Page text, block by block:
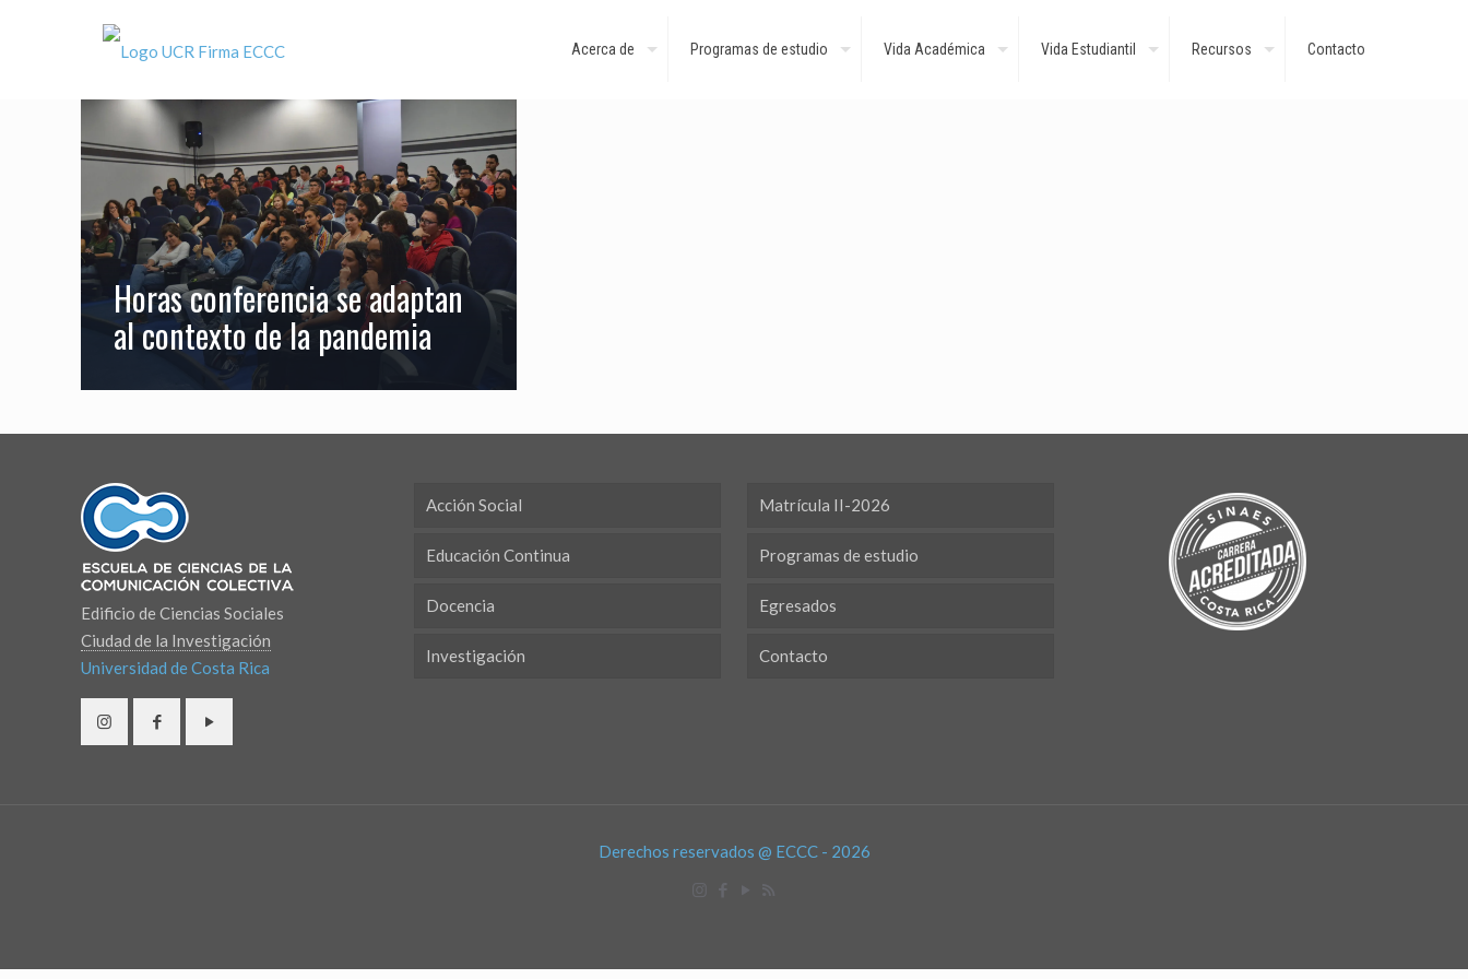
Acerca de Programas de estudio Vida Académica Vida Estudiantil Recursos Contacto
Horas conferencia se adaptan
al contexto de la pandemia
Edificio de Ciencias Sociales
Ciudad de la Investigación
Universidad de Costa Rica
Acción Social
Educación Continua
Docencia
Investigación
Matrícula II-2026
Programas de estudio
Egresados
Contacto
Derechos reservados @ ECCC - 2026